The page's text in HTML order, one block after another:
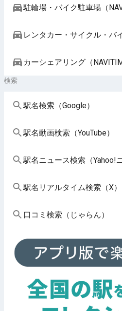
駐輪場・バイク駐車場（
レンタカー・サイクル・バ
カーシェアリング（
検索
駅名検索（Google）
駅名動画検索（YouTube）
駅名ニュース検索（Yahoo!
駅名リアルタイム検索（X）
口コミ検索（じゃらん）